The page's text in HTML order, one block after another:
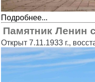
Подробнее...
Памятник Ленин
Открыт 7.11.1933 г.,